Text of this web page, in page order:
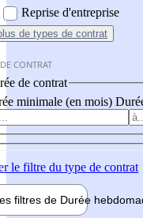
Reprise d'entreprise
de types de contrat
CONTRAT
de contrat
minimale (en mois)
le filtre du type de contrat
filtres de Durée hebdo